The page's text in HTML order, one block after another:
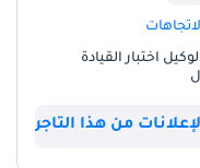
اختبار القيادة
من هذا التاجر
الخليج، حيث تجمع بين
الذكي. بفضل لونها
إعادة البيع، توفر هذه